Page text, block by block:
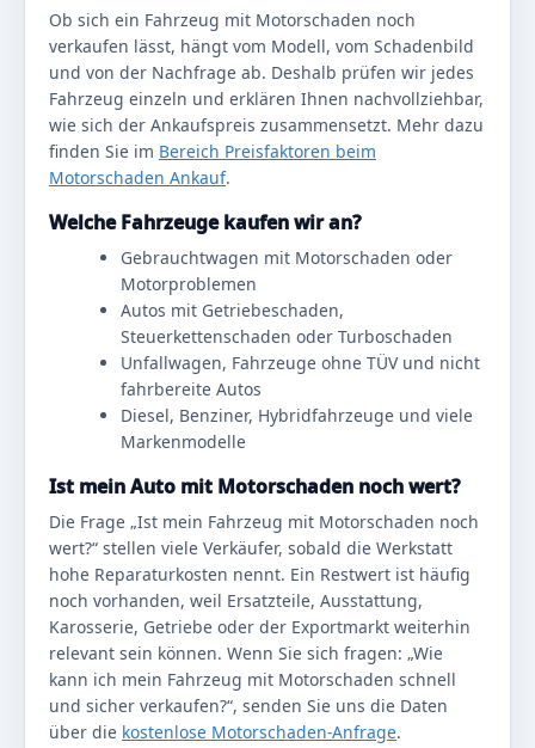
Ob sich ein Fahrzeug mit Motorschaden noch
verkaufen lässt, hängt vom Modell, vom Schadenbild
und von der Nachfrage ab. Deshalb prüfen wir jedes
Fahrzeug einzeln und erklären Ihnen nachvollziehbar,
wie sich der Ankaufspreis zusammensetzt. Mehr dazu
finden Sie im Bereich Preisfaktoren beim
Motorschaden Ankauf.
Welche Fahrzeuge kaufen wir an?
Gebrauchtwagen mit Motorschaden oder
Motorproblemen
Autos mit Getriebeschaden,
Steuerkettenschaden oder Turboschaden
Unfallwagen, Fahrzeuge ohne TÜV und nicht
fahrbereite Autos
Diesel, Benziner, Hybridfahrzeuge und viele
Markenmodelle
Ist mein Auto mit Motorschaden noch wert?
Die Frage „Ist mein Fahrzeug mit Motorschaden noch
wert?“ stellen viele Verkäufer, sobald die Werkstatt
hohe Reparaturkosten nennt. Ein Restwert ist häufig
noch vorhanden, weil Ersatzteile, Ausstattung,
Karosserie, Getriebe oder der Exportmarkt weiterhin
relevant sein können. Wenn Sie sich fragen: „Wie
kann ich mein Fahrzeug mit Motorschaden schnell
und sicher verkaufen?“, senden Sie uns die Daten
über die kostenlose Motorschaden-Anfrage.